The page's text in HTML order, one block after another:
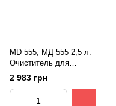
MD 555, МД 555 2,5 л.
Очиститель для
аспирационных установок
2 983 грн